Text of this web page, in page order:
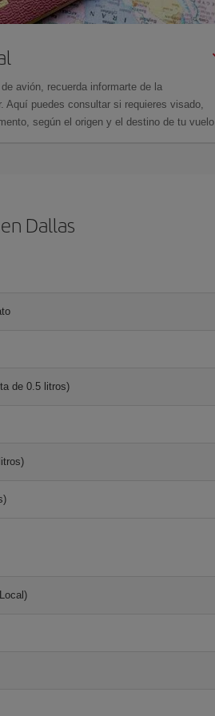
avión, recuerda informarte de la
puedes consultar si requieres visado,
según el origen y el destino de tu vuelo.
Dallas
de 0.5 litros)